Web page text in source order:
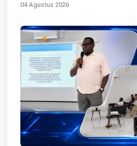
04 Agustus 2026